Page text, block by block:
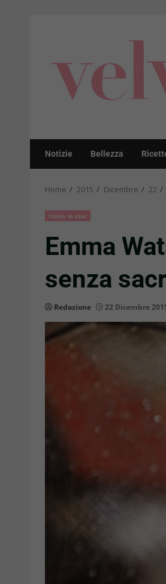
Notizie Bellezza
Home 2015 Dicembre 22
Come le star
Emma
senza
Redazione 22 Dicembre